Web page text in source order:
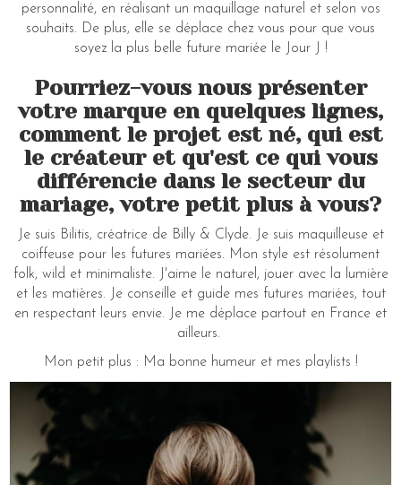
personnalité, en réalisant un maquillage naturel et selon vos
souhaits. De plus, elle se déplace chez vous pour que vous
soyez la plus belle future mariée le Jour J !
Pourriez-vous nous présenter
votre marque en quelques lignes,
comment le projet est né, qui est
le créateur et qu'est ce qui vous
différencie dans le secteur du
mariage, votre petit plus à vous?
Je suis Bilitis, créatrice de Billy & Clyde. Je suis maquilleuse et
coiffeuse pour les futures mariées. Mon style est résolument
folk, wild et minimaliste. J'aime le naturel, jouer avec la lumière
et les matières. Je conseille et guide mes futures mariées, tout
en respectant leurs envie. Je me déplace partout en France et
ailleurs.
Mon petit plus : Ma bonne humeur et mes playlists !